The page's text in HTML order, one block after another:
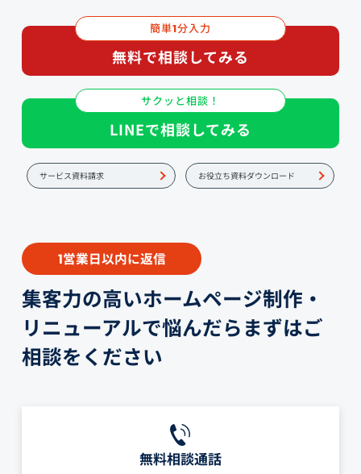
簡単1分入力
無料で相談してみる
サクッと相談！
LINEで相談してみる
サービス資料請求 お役立ち資料ダウンロード
1営業日以内に返信
集客力の高いホームページ制作・
リニューアルで悩んだらまずはご
相談をください
無料相談通話